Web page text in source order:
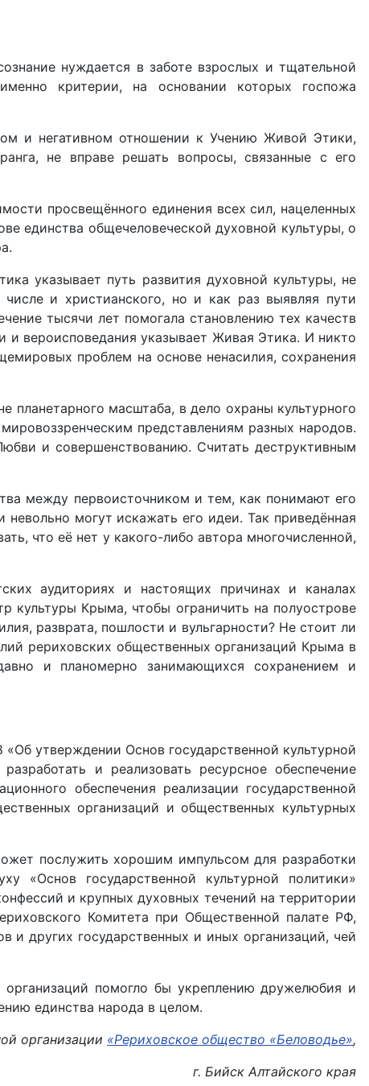
нуждается в заботе взрослых и тщательной
критерии, на основании которых госпожа
и негативном отношении к Учению Живой Этики,
не вправе решать вопросы, связанные с его
просвещённого единения всех сил, нацеленных
единства общечеловеческой духовной культуры, о
указывает путь развития духовной культуры, не
и христианского, но и как раз выявляя пути
тысячи лет помогала становлению тех качеств
и вероисповедания указывает Живая Этика. И никто
проблем на основе ненасилия, сохранения
планетарного масштаба, в дело охраны культурного
представлениям разных народов.
и совершенствованию. Считать деструктивным
между первоисточником и тем, как понимают его
могут искажать его идеи. Так приведённая
что её нет у какого-либо автора многочисленной,
аудиториях и настоящих причинах и каналах
культуры Крыма, чтобы ограничить на полуострове
разврата, пошлости и вульгарности? Не стоит ли
рериховских общественных организаций Крыма в
и планомерно занимающихся сохранением и
утверждении Основ государственной культурной
и реализовать ресурсное обеспечение
обеспечения реализации государственной
организаций и общественных культурных
послужить хорошим импульсом для разработки
«Основ государственной культурной политики»
и крупных духовных течений на территории
Комитета при Общественной палате РФ,
и других государственных и иных организаций, чей
организаций помогло бы укреплению дружелюбия и
единства народа в целом.
организации «Рериховское общество «Беловодье»,
г. Бийск Алтайского края